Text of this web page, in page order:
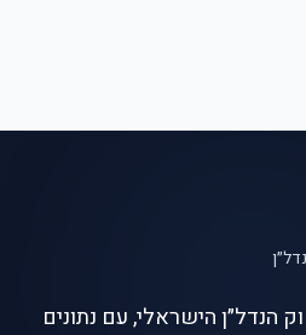
הנדל״ן הישראלי, עם נתונים